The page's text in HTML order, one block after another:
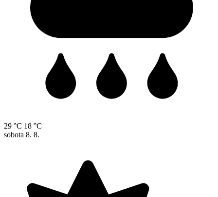
29 °C 18 °C
sobota 8. 8.